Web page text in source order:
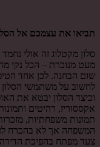
תביאו את עצמכם אל
סלון מקטלוג זה אולי
מעט מנוכרת – הכל נקי
שום הבחנה. לכן אחד
לחשוב על משתמשי
וכיצד הסלון יבטא את
אקססוריז, רהיטים
תמונות משפחתיות,
המשפחה אך לא בהכרח
צעד מפתח בהפיכת הדירה